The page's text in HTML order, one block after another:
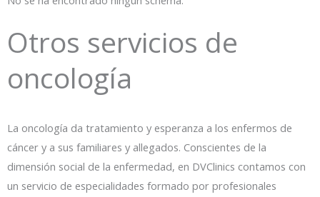
Otros servicios de
oncología
La oncología da tratamiento y esperanza a los enfermos de
cáncer y a sus familiares y allegados. Conscientes de la
dimensión social de la enfermedad, en DVClinics contamos con
un servicio de especialidades formado por profesionales